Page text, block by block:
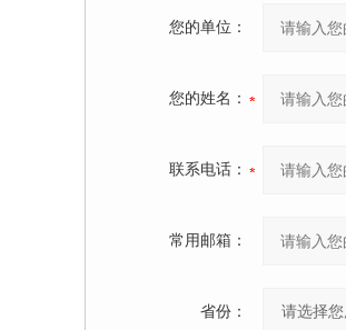
您的单位：
您的姓名：
联系电话：
常用邮箱：
省份：